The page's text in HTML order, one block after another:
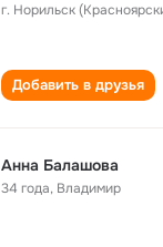
г. Норильск
Добавить в друзья
Анна Балашова
34 года, Владимир